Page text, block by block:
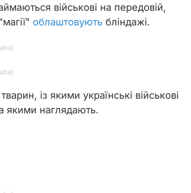
військові на передовій,
облаштовують бліндажі.
із якими українські військові
якими наглядають.